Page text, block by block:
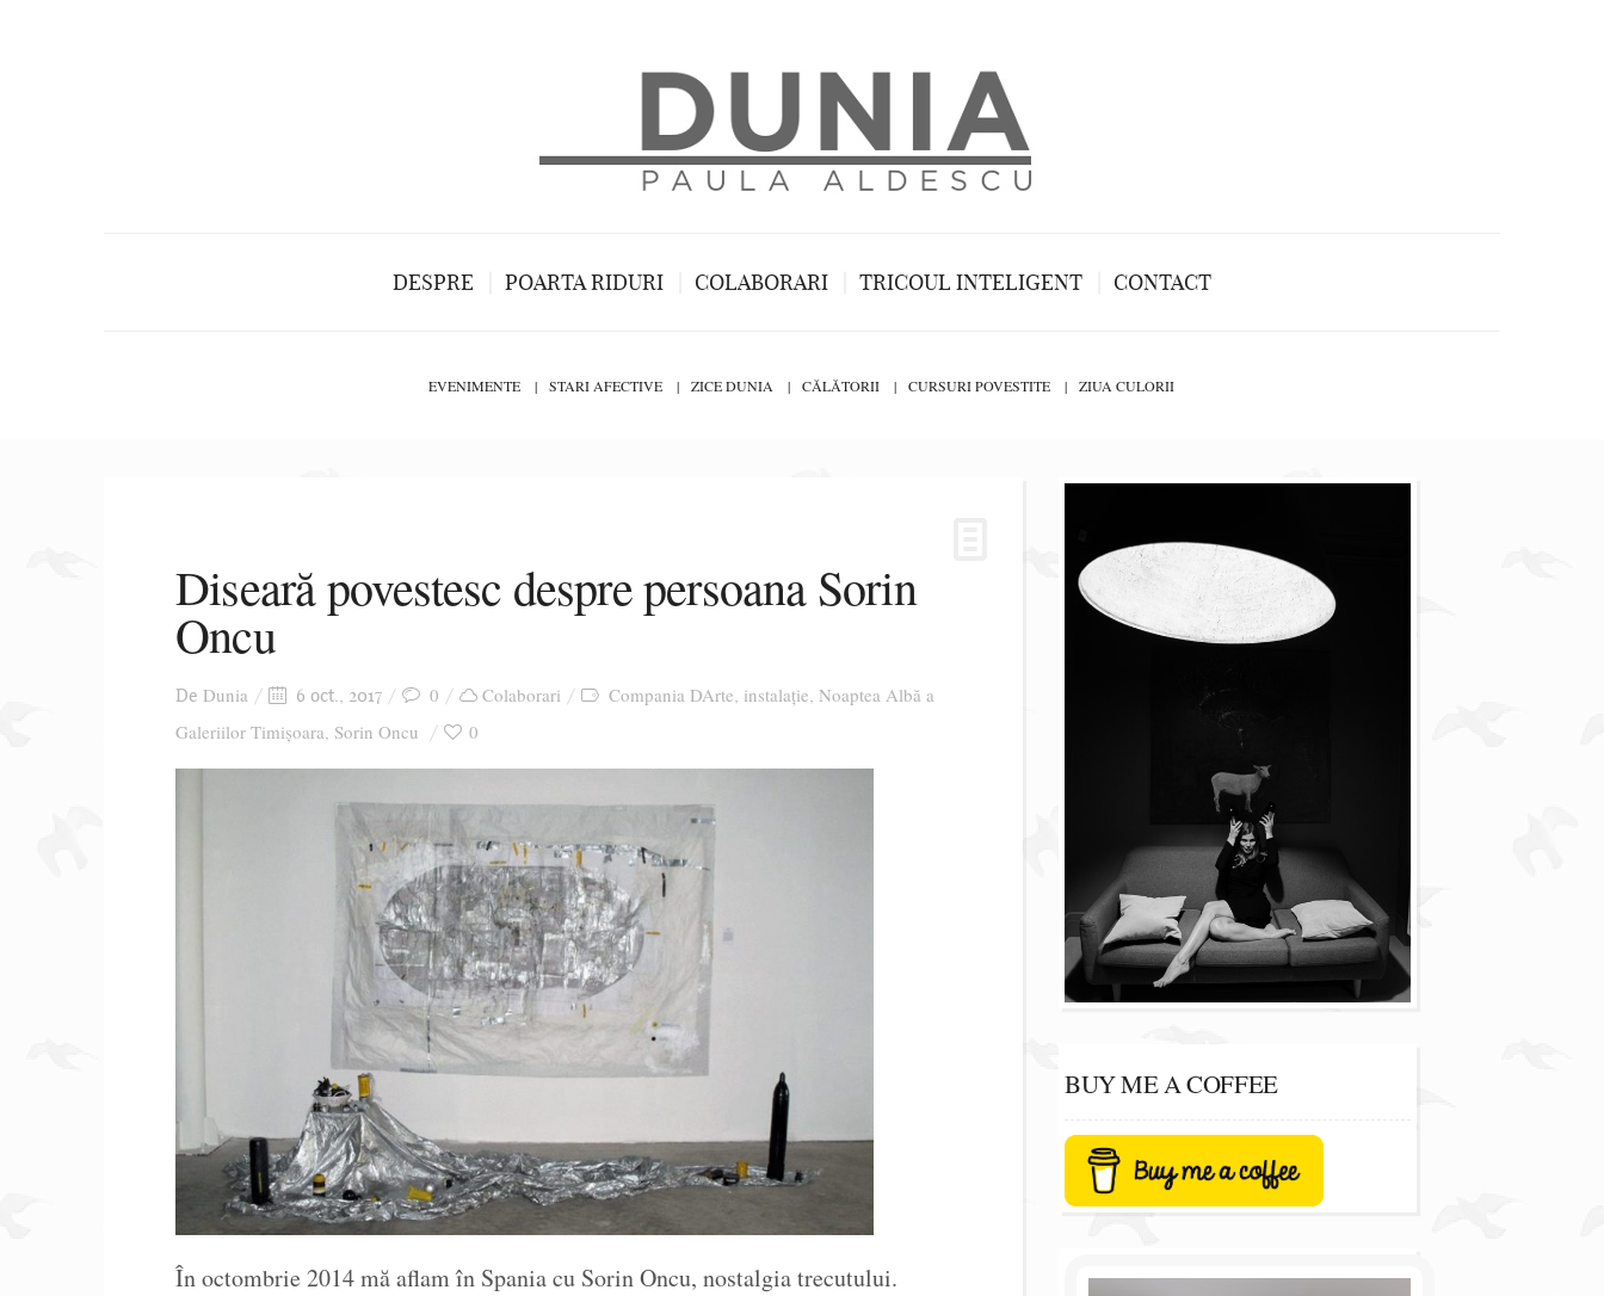
DESPRE POARTA RIDURI COLABORARI TRICOUL INTELIGENT CONTACT
EVENIMENTE STARI AFECTIVE ZICE DUNIA CĂLĂTORII CURSURI POVESTITE ZIUA CULORII
Diseară povestesc despre persoana Sorin
Oncu
De Dunia 6 oct., 2017 0 Colaborari Compania DArte, instalație, Noaptea Albă a
Galeriilor Timișoara, Sorin Oncu 0
În octombrie 2014 mă aflam în Spania cu Sorin Oncu, nostalgia trecutului.
BUY ME A COFFEE